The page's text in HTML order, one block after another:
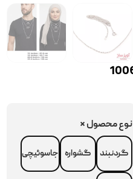
نوع محصول*
گردنبند گشواره جاسوئیچی